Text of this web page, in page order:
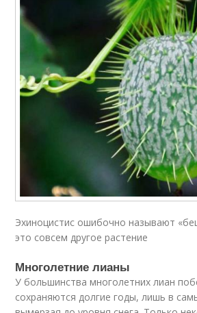
Эхиноцистис ошибочно называют
это совсем другое растение
Многолетние лианы
У большинства многолетних лиан
сохраняются долгие годы, лишь в